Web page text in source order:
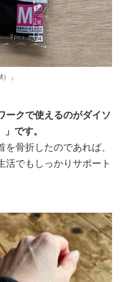
」
ークで使えるのがダイソ
です。
骨折したのであれば、
活でもしっかりサポート